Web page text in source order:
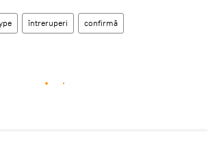
întreruperi confirmă